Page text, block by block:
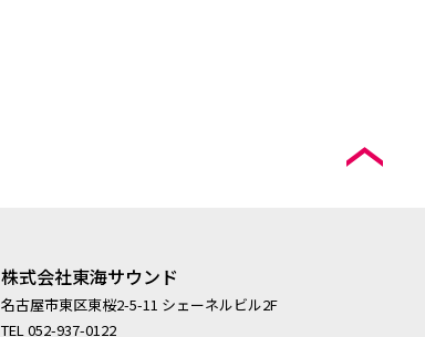
株式会社東海サウンド
名古屋市東区東桜2-5-11 シェーネルビル2F
TEL 052-937-0122